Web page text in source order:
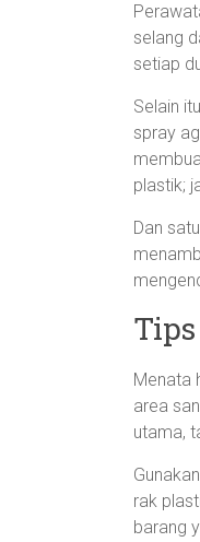
selang
setiap
Selain
spray
plastik;
Dan
Menata
area
utama,
rak
barang